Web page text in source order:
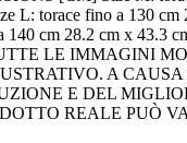
L: torace fino a 130 cm
cm 28.2 cm x 43.3
LE IMMAGINI
A
E DEL
REALE PUÒ